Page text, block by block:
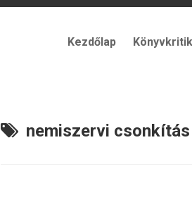
Kezdőlap
nemiszervi csonkítás